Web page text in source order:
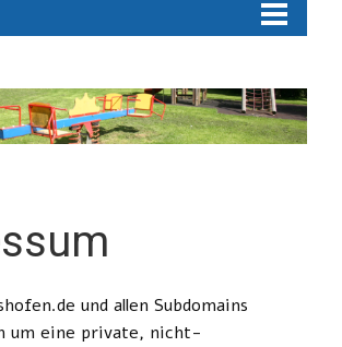
und allen Subdomains
um eine private, nicht-